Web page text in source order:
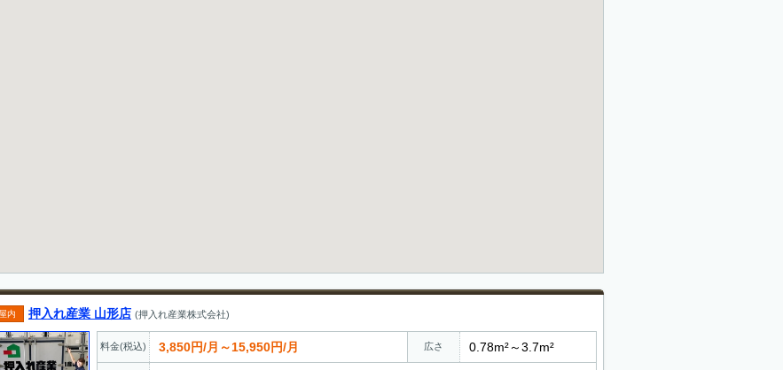
屋内 押入れ産業 山形店 (押入れ産業株式会社)
料金(税込) 3,850円/月～15,950円/月 広さ 0.78m²～3.7m²